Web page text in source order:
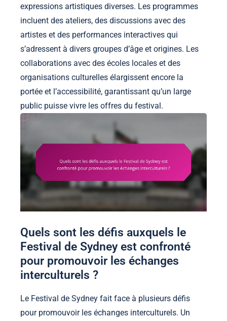
expressions artistiques diverses. Les programmes
incluent des ateliers, des discussions avec des
artistes et des performances interactives qui
s’adressent à divers groupes d’âge et origines. Les
collaborations avec des écoles locales et des
organisations culturelles élargissent encore la
portée et l’accessibilité, garantissant qu’un large
public puisse vivre les offres du festival.
Quels sont les défis auxquels le
Festival de Sydney est confronté
pour promouvoir les échanges
interculturels ?
Le Festival de Sydney fait face à plusieurs défis
pour promouvoir les échanges interculturels. Un